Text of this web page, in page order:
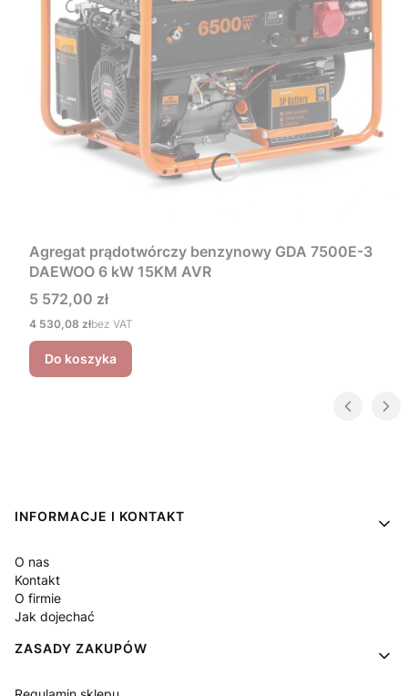
Agregat prądotwórczy benzynowy GDA 7500E-3
DAEWOO 6 kW 15KM AVR
Cena
5 572,00 zł
Cena
4 530,08 złbez VAT
Do koszyka
Linki w stopce
INFORMACJE I KONTAKT
O nas
Kontakt
O firmie
Jak dojechać
ZASADY ZAKUPÓW